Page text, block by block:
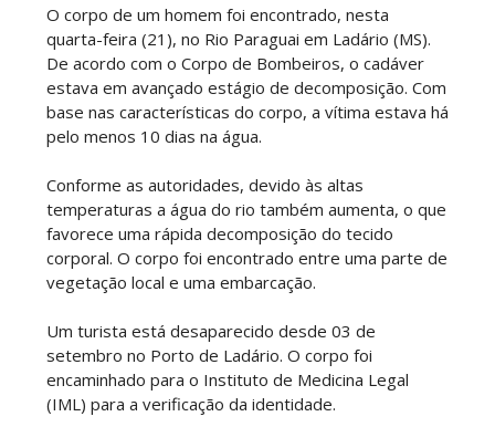
O corpo de um homem foi encontrado, nesta
quarta-feira (21), no Rio Paraguai em Ladário (MS).
De acordo com o Corpo de Bombeiros, o cadáver
estava em avançado estágio de decomposição. Com
base nas características do corpo, a vítima estava há
pelo menos 10 dias na água.
Conforme as autoridades, devido às altas
temperaturas a água do rio também aumenta, o que
favorece uma rápida decomposição do tecido
corporal. O corpo foi encontrado entre uma parte de
vegetação local e uma embarcação.
Um turista está desaparecido desde 03 de
setembro no Porto de Ladário. O corpo foi
encaminhado para o Instituto de Medicina Legal
(IML) para a verificação da identidade.